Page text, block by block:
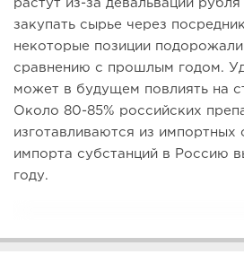
растут из-за девальвации
закупать сырье через
некоторые позиции
сравнению с прошлым годом.
может в будущем повлиять на
Около 80-85% российских
изготавливаются из импортных
импорта субстанций в Россию
году.